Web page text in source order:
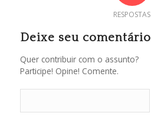
RESPOSTAS
Deixe seu comentário
Quer contribuir com o assunto?
Participe! Opine! Comente.